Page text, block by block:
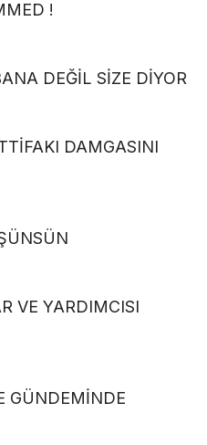
!
DEĞİL SİZE DİYOR
DAMGASINI
VE YARDIMCISI
GÜNDEMİNDE